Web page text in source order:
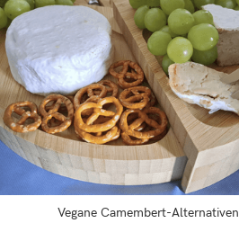
Vegane Camembert-Alternativen